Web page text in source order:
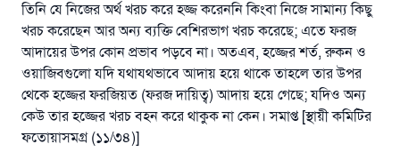
তিনি যে নিজের অর্থ খরচ করে হজ্জ করেননি কিংবা নিজে সামান্য কিছু
খরচ করেছেন আর অন্য ব্যক্তি বেশিরভাগ খরচ করেছে; এতে ফরজ
আদায়ের উপর কোন প্রভাব পড়বে না। অতএব, হজ্জের শর্ত, রুকন ও
ওয়াজিবগুলো যদি যথাযথভাবে আদায় হয়ে থাকে তাহলে তার উপর
থেকে হজ্জের ফরজিয়ত (ফরজ দায়িত্ব) আদায় হয়ে গেছে; যদিও অন্য
কেউ তার হজ্জের খরচ বহন করে থাকুক না কেন। সমাপ্ত [স্থায়ী কমিটির
ফতোয়াসমগ্র (১১/৩৪)]
উত্তর নম্বর ১১০৮৪৫ একটি বিবাহ রক্ষা
করেছিল।
উম্মাহকে উত্তর দিতে আমাদেরকে সহযোগিতা করুন